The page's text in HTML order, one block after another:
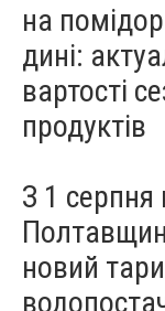
на
дині:
вартості
продуктів
З 1 серпня
новий